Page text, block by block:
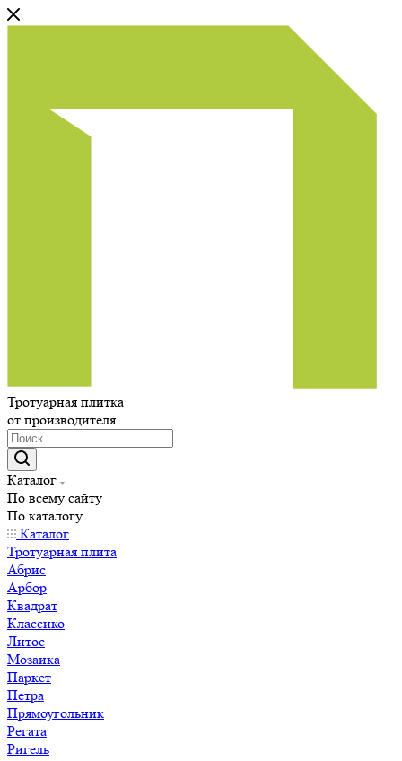
Тротуарная плитка
от производителя
Каталог
По всему сайту
По каталогу
Каталог
Тротуарная плита
Абрис
Арбор
Квадрат
Классико
Литос
Мозаика
Паркет
Петра
Прямоугольник
Регата
Ригель